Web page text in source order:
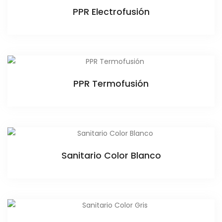
PPR Electrofusión
PPR Termofusión
Sanitario Color Blanco